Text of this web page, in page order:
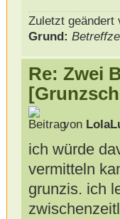
Zuletzt geändert
Grund:
Re: Zwei
von
ich würde
vermitteln
grunzis. ich